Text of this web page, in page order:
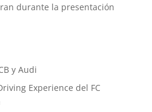
durante la presentación
y Audi
Experience del FC